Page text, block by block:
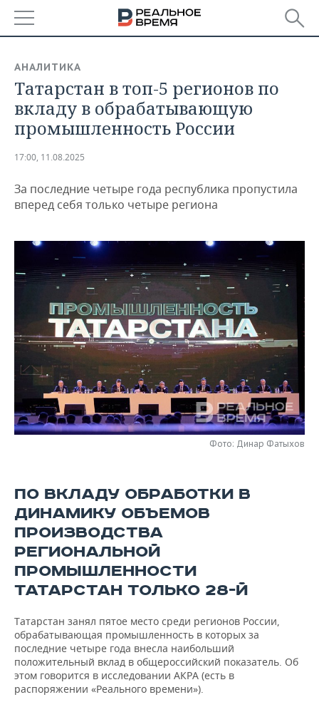
БАШКОРТОСТАН
ТАТАРСТАН
НОВОСТИ
АНАЛИТИКА
ДЕКЛАРАЦИИ О ДОХОДАХ
КОРОЛИ ГОСЗАКАЗА ПФО
ВУЗЫ ТАТАРСТАНА
КОМУ ПРИНАДЛЕЖАТ
ТОРГОВЫЕ ЦЕНТРЫ
ТАТАРСТАНА
НОВОСТИ ЭКОНОМИКИ
ФИНАНСЫ
БАНКИ
БЮДЖЕТ
ИНВЕСТИЦИИ
ПРОМЫШЛЕННОСТЬ
НОВОСТИ
АГРОПРОМ
МАШИНОСТРОЕНИЕ
НЕФТЕХИМИЯ
НЕФТЬ
ОПК
ЭНЕРГЕТИКА
НЕДВИЖИМОСТЬ
НОВОСТИ НЕДВИЖИМОСТИ
АВТО
НОВОСТИ АВТО
БИЗНЕС
НОВОСТИ БИЗНЕСА
РОЗНИЧНАЯ ТОРГОВЛЯ
ТРАНСПОРТ
УСЛУГИ
ТЕХНОЛОГИИ
НОВОСТИ ТЕХНОЛОГИЙ
IT
МЕДИА
МЕРОПРИЯТИЯ
НОВОСТИ МЕРОПРИЯТИЙ
ВЫЕЗДНАЯ РЕДАКЦИЯ
ОТКРЫТАЯ ЛЕКЦИЯ
СПОРТ
НОВОСТИ СПОРТА
БАСКЕТБОЛ
КИБЕРСПОРТ
ВОДНЫЕ ВИДЫ СПОРТА
ХОККЕЙ С МЯЧОМ
ОБЩЕСТВО
ИНФРАСТРУКТУРА
КУЛЬТУРА
ОБРАЗОВАНИЕ
ПРОИСШЕСТВИЯ
СПРАВОЧНИК
СПИСОК ПЕРСОН
СПИСОК КОМПАНИЙ
ПОЛНАЯ ВЕРСИЯ
АНАЛИТИКА
Татарстан в топ-5 регионов по
вкладу в обрабатывающую
промышленность России
17:00, 11.08.2025
За последние четыре года республика пропустила
вперед себя только четыре региона
Фото: Динар Фатыхов
ПО ВКЛАДУ ОБРАБОТКИ В
ДИНАМИКУ ОБЪЕМОВ
ПРОИЗВОДСТВА
РЕГИОНАЛЬНОЙ
ПРОМЫШЛЕННОСТИ
ТАТАРСТАН ТОЛЬКО 28-Й
Татарстан занял пятое место среди регионов России,
обрабатывающая промышленность в которых за
последние четыре года внесла наибольший
положительный вклад в общероссийский показатель. Об
этом говорится в исследовании АКРА (есть в
распоряжении «Реального времени»).